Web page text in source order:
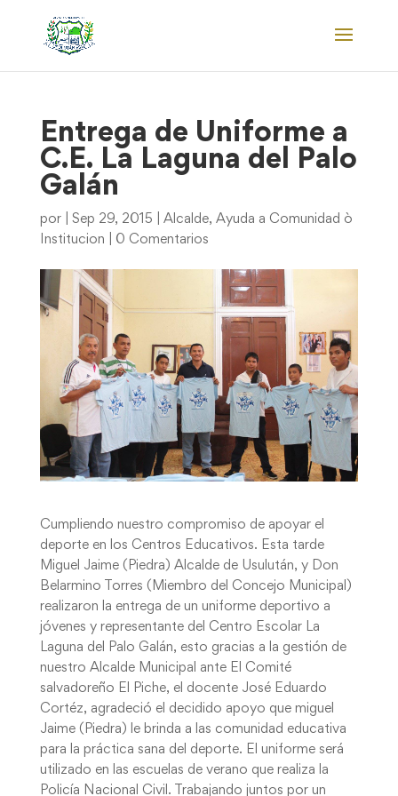
Entrega de Uniforme a
C.E. La Laguna del Palo
Galán
por Sep 29, 2015 Alcalde, Ayuda a Comunidad ò
Institucion
0 Comentarios
Cumpliendo nuestro compromiso de apoyar el
deporte en los Centros Educativos. Esta tarde
Miguel Jaime (Piedra) Alcalde de Usulután, y Don
Belarmino Torres (Miembro del Concejo Municipal)
realizaron la entrega de un uniforme deportivo a
jóvenes y representante del Centro Escolar La
Laguna del Palo Galán, esto gracias a la gestión de
nuestro Alcalde Municipal ante El Comité
salvadoreño El Piche, el docente José Eduardo
Cortéz, agradeció el decidido apoyo que miguel
Jaime (Piedra) le brinda a las comunidad educativa
para la práctica sana del deporte. El uniforme será
utilizado en las escuelas de verano que realiza la
Policía Nacional Civil. Trabajando juntos por un